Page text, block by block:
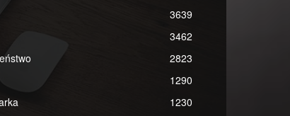
3639
3462
2823
1290
1230